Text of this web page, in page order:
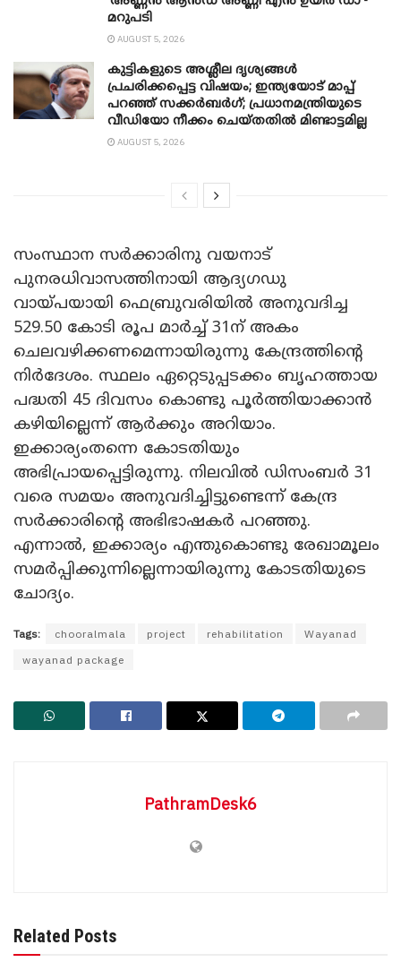
മറുപടി
AUGUST 5, 2026
കുട്ടികളുടെ അശ്ലീല ദൃശ്യങ്ങൾ
പ്രചരിക്കപ്പെട്ട വിഷയം; ഇന്ത്യയോട് മാപ്പ്
പറഞ്ഞ് സക്കർബർഗ്; പ്രധാനമന്ത്രിയുടെ
വീഡിയോ നീക്കം ചെയ്തതിൽ മിണ്ടാട്ടമില്ല
AUGUST 5, 2026
സംസ്ഥാന സര്‍ക്കാരിനു വയനാട്
പുനരധിവാസത്തിനായി ആദ്യഗഡു
വായ്പയായി ഫെബ്രുവരിയില്‍ അനുവദിച്ച
529.50 കോടി രൂപ മാര്‍ച്ച് 31ന് അകം
ചെലവഴിക്കണമെന്നായിരുന്നു കേന്ദ്രത്തിന്റെ
നിര്‍ദേശം. സ്ഥലം ഏറ്റെടുപ്പടക്കം ബൃഹത്തായ
പദ്ധതി 45 ദിവസം കൊണ്ടു പൂര്‍ത്തിയാക്കാന്‍
കഴിയില്ലെന്ന് ആര്‍ക്കും അറിയാം.
ഇക്കാര്യംതന്നെ കോടതിയും
അഭിപ്രായപ്പെട്ടിരുന്നു. നിലവില്‍ ഡിസംബര്‍ 31
വരെ സമയം അനുവദിച്ചിട്ടുണ്ടെന്ന് കേന്ദ്ര
സര്‍ക്കാരിന്റെ അഭിഭാഷകര്‍ പറഞ്ഞു.
എന്നാല്‍, ഇക്കാര്യം എന്തുകൊണ്ടു രേഖാമൂലം
സമര്‍പ്പിക്കുന്നില്ലെന്നായിരുന്നു കോടതിയുടെ
ചോദ്യം.
Tags: chooralmala project rehabilitation
Wayanad
wayanad package
PathramDesk6
Related Posts